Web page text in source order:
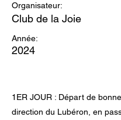
Organisateur:
Club de la Joie
Année:
2024
‌1ER JOUR : Départ de
direction du Lubéron, en